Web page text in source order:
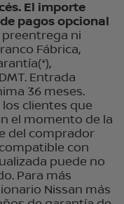
El importe
pagos opcional
preentrega ni
Fábrica,
Entrada
36 meses.
clientes que
el momento de la
del comprador
con
puede no
Para más
Nissan más